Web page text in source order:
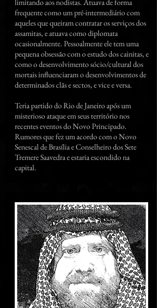
limitando aos nodistas. Atuava de forma
frequente como um pré-intermediário com
aqueles que queiram contratar os serviços dos
assamitas, e atuava como diplomata
ocasionalmente. Pessoalmente ele tem uma
pequena obsessão com o estudo dos cainitas, e
como o desenvolvimento sócio/cultural dos
mortais influenciaram o desenvolvimentos de
determinados clãs e sectos, e vice e versa.
Teria partido do Rio de Janeiro após um
misterioso ataque em seus território nos
recentes eventos do Novo Principado.
Rumores que fez um acordo com o Novo
Senescal de Brasília e Conselheiro dos Sete
Tremere Saavedra e estaria escondido na
capital.